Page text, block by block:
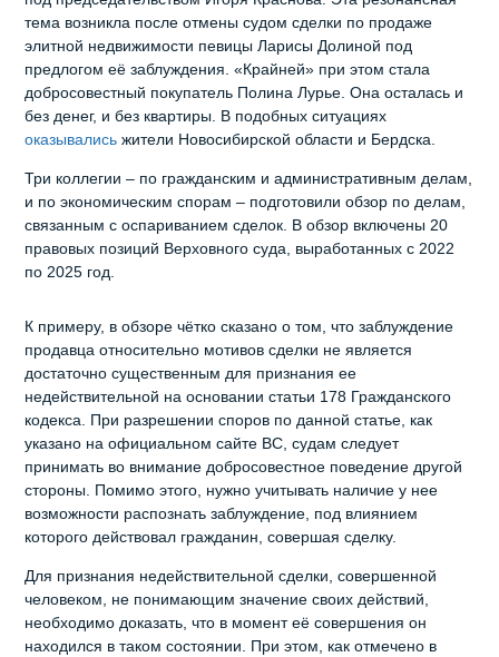
тема возникла после отмены судом сделки по продаже
элитной недвижимости певицы Ларисы Долиной под
предлогом её заблуждения. «Крайней» при этом стала
добросовестный покупатель Полина Лурье. Она осталась и
без денег, и без квартиры. В подобных ситуациях
оказывались жители Новосибирской области и Бердска.
Три коллегии – по гражданским и административным делам,
и по экономическим спорам – подготовили обзор по делам,
связанным с оспариванием сделок. В обзор включены 20
правовых позиций Верховного суда, выработанных с 2022
по 2025 год.
К примеру, в обзоре чётко сказано о том, что заблуждение
продавца относительно мотивов сделки не является
достаточно существенным для признания ее
недействительной на основании статьи 178 Гражданского
кодекса. При разрешении споров по данной статье, как
указано на официальном сайте ВС, судам следует
принимать во внимание добросовестное поведение другой
стороны. Помимо этого, нужно учитывать наличие у нее
возможности распознать заблуждение, под влиянием
которого действовал гражданин, совершая сделку.
Для признания недействительной сделки, совершенной
человеком, не понимающим значение своих действий,
необходимо доказать, что в момент её совершения он
находился в таком состоянии. При этом, как отмечено в